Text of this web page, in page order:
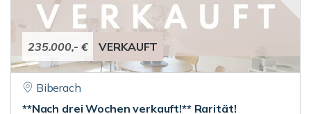
235.000,- € VERKAUFT
Biberach
**Nach drei Wochen verkauft!** Rarität!